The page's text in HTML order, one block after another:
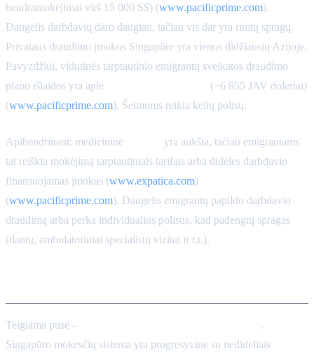
bendramokėjimai virš 15 000 S$) (www.pacificprime.com).
Daugelis darbdavių daro daugiau, tačiau vis dar yra rimtų spragų.
Privataus draudimo įmokos Singapūre yra vienos didžiausių Azijoje.
Pavyzdžiui, vidutinės tarptautinio emigrantų sveikatos draudimo
plano išlaidos yra apie
(~6 855 JAV doleriai)
(www.pacificprime.com). Šeimoms reikia kelių polisų.
Apibendrinant: medicininė
yra aukšta, tačiau emigrantams
tai reiškia mokėjimą tarptautiniais tarifais arba dideles darbdavio
finansuojamas įmokas (www.expatica.com)
(www.pacificprime.com). Daugelis emigrantų papildo darbdavio
draudimą arba perka individualius polisus, kad padengtų spragas
(dantų, ambulatoriniai specialistų vizitai ir t.t.).
Teigiama pusė –
.
Singapūro mokesčių sistema yra progresyvinė su nedideliais